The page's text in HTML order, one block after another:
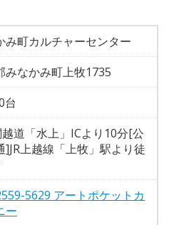
み町カルチャーセンター
みなかみ町上牧1735
台
道「水上」ICより10分[公
]JR上越線「上牧」駅より徒
5629 アートポケットカ
ー